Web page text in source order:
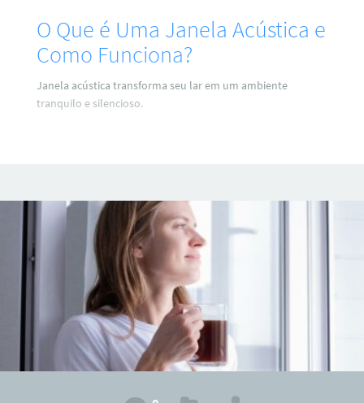
O Que é Uma Janela Acústica e
Como Funciona?
Janela acústica transforma seu lar em um ambiente
tranquilo e silencioso.